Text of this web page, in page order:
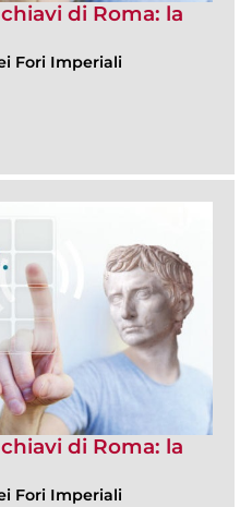
di Roma: la
Fori Imperiali
di Roma: la
Fori Imperiali